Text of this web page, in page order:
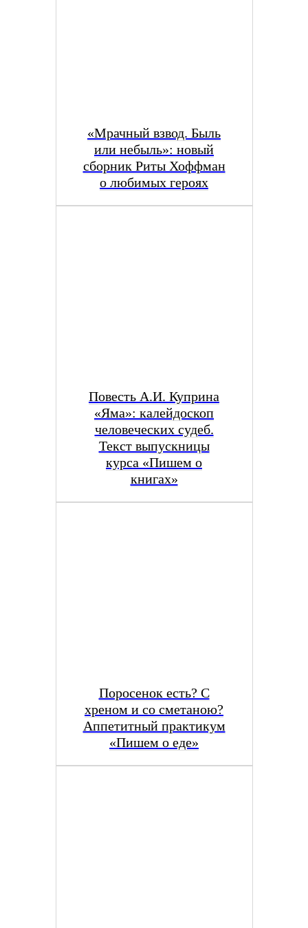
«Мрачный взвод. Быль
или небыль»: новый
сборник Риты Хоффман
о любимых героях
Повесть А.И. Куприна
«Яма»: калейдоскоп
человеческих судеб.
Текст выпускницы
курса «Пишем о
книгах»
Поросенок есть? С
хреном и со сметаною?
Аппетитный практикум
«Пишем о еде»